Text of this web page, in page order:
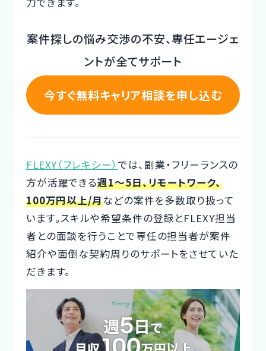
Freelance Know-How
利用企業事例
案件探しの悩み交渉の不安、専任エージェ
ントが全てサポート
今すぐ無料キャリア相談を申し込む
FLEXY（フレキシー） では、副業・フリーランスの
方が活躍できる週1～5日、リモートワーク、
100万円以上/月などの案件を多数取り扱って
います。スキルや希望条件の登録とFLEXY担当
者との面談を行うことで専任の担当者が案件
紹介や面倒な契約周りのサポートをさせていた
だきます。